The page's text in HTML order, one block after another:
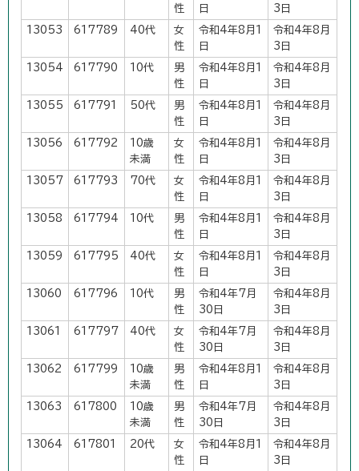
性
日
3日
13053 617789 40代
女
性
令和4年8月1
日
令和4年8月
3日
13054 617790 10代
男
性
令和4年8月1
日
令和4年8月
3日
13055 617791 50代
男
性
令和4年8月1
日
令和4年8月
3日
13056 617792
10歳
未満
女
性
令和4年8月1
日
令和4年8月
3日
13057 617793 70代
女
性
令和4年8月1
日
令和4年8月
3日
13058 617794 10代
男
性
令和4年8月1
日
令和4年8月
3日
13059 617795 40代
女
性
令和4年8月1
日
令和4年8月
3日
13060 617796 10代
男
性
令和4年7月
30日
令和4年8月
3日
13061 617797 40代
女
性
令和4年7月
30日
令和4年8月
3日
13062 617799
10歳
未満
男
性
令和4年8月1
日
令和4年8月
3日
13063 617800
10歳
未満
男
性
令和4年7月
30日
令和4年8月
3日
13064 617801 20代
女
性
令和4年8月1
日
令和4年8月
3日